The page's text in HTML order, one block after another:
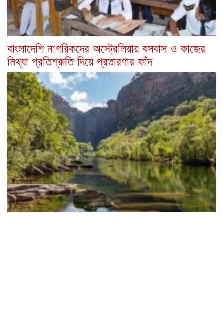
বাংলাদেশি নাগরিকদের অস্ট্রেলিয়ায় বসবাস ও কাজের
মিথ্যা প্রতিশ্রুতি দিয়ে প্রতারণার ফাঁদ